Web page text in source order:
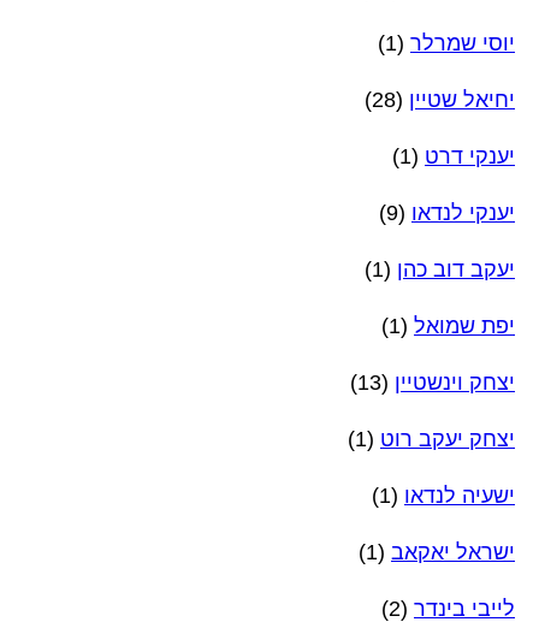
יוסי שמרלר (1)
יחיאל שטיין (28)
יענקי דרט (1)
יענקי לנדאו (9)
יעקב דוב כהן (1)
יפת שמואל (1)
יצחק וינשטיין (13)
יצחק יעקב רוט (1)
ישעיה לנדאו (1)
ישראל יאקאב (1)
לייבי בינדר (2)